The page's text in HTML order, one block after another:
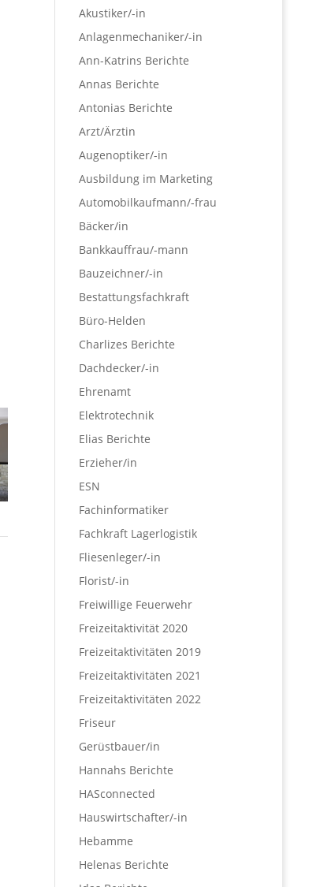
Akustiker/-in
Anlagenmechaniker/-in
Ann-Katrins Berichte
Annas Berichte
Antonias Berichte
Arzt/Ärztin
Augenoptiker/-in
Ausbildung im Marketing
Automobilkaufmann/-frau
Bäcker/in
Bankkauffrau/-mann
Bauzeichner/-in
Bestattungsfachkraft
Büro-Helden
Charlizes Berichte
Dachdecker/-in
Ehrenamt
Elektrotechnik
Elias Berichte
Erzieher/in
ESN
Fachinformatiker
Fachkraft Lagerlogistik
Fliesenleger/-in
Florist/-in
Freiwillige Feuerwehr
Freizeitaktivität 2020
Freizeitaktivitäten 2019
Freizeitaktivitäten 2021
Freizeitaktivitäten 2022
Friseur
Gerüstbauer/in
Hannahs Berichte
HASconnected
Hauswirtschafter/-in
Hebamme
Helenas Berichte